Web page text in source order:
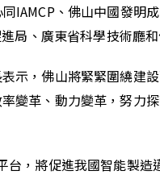
IAMCP、佛山中國發明
局、廣東省科學技術廳
示，佛山將緊緊圍繞建
變革、動力變革，努力
，將促進我國智能製造